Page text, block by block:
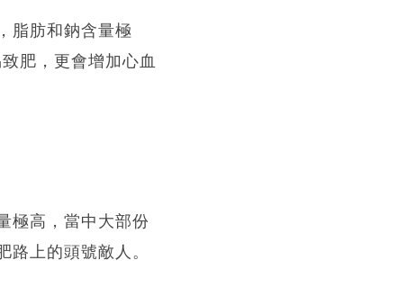
脂肪和鈉含量極
肥，更會增加心血
極高，當中大部份
上的頭號敵人。